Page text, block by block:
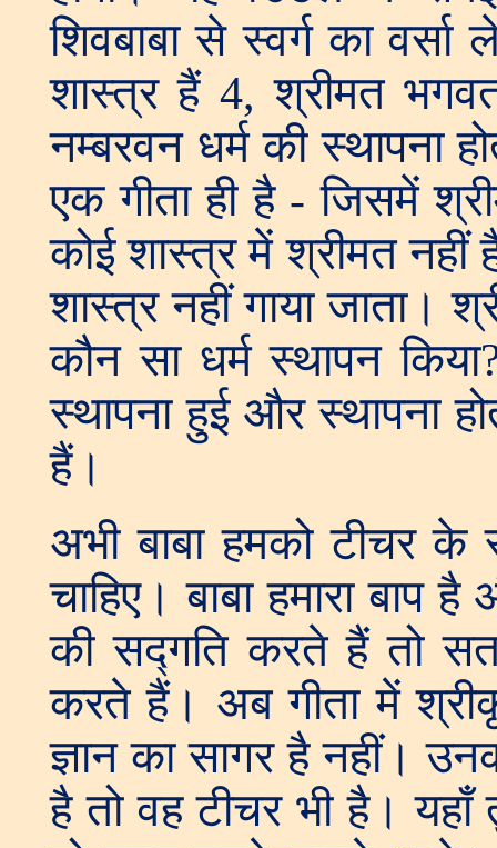
शिवबाबा से स्वर्ग का
शास्त्र हैं 4, श्रीमत
नम्बरवन धर्म की स्थापना
एक गीता ही है - जिसमें
कोई शास्त्र में श्रीमत नहीं
शास्त्र नहीं गाया जाता।
कौन सा धर्म स्थापन
स्थापना हुई और स्थापना
हैं।
अभी बाबा हमको टीचर के
चाहिए। बाबा हमारा बाप
की सद्गति करते हैं तो
करते हैं। अब गीता में
ज्ञान का सागर है नहीं।
है तो वह टीचर भी है।